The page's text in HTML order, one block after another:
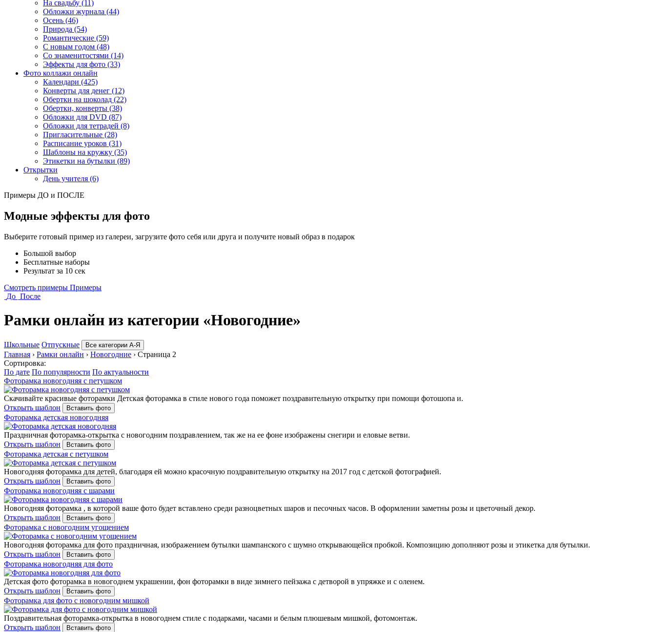
На свадьбу (11)
Обложки журнала (44)
Осень (46)
Природа (54)
Романтические (59)
С новым годом (48)
Со знаменитостями (14)
Эффекты для фото (33)
Фото коллажи онлайн
Календари (425)
Конверты для денег (12)
Обертки на шоколад (22)
Обертки, конверты (38)
Обложки для DVD (87)
Обложки для тетрадей (8)
Пригласительные (28)
Расписание уроков (31)
Шаблоны на кружку (35)
Этикетки на бутылки (89)
Открытки
День учителя (6)
Примеры ДО и ПОСЛЕ
Модные эффекты для фото
Выберите готовый пример из галереи, загрузите фото себя или друга и получите новый образ в подарок
Большой выбор
Бесплатные наборы
Результат за 10 сек
Смотреть примеры Примеры
До После
Рамки онлайн из категории «Новогодние»
Школьные Отпускные Все категории А-Я
Главная › Рамки онлайн › Новогодние › Страница 2
Сортировка:
По дате По популярности По актуальности
Фоторамка новогодняя с петушком
Скачивайте красивые фоторамки Детская фоторамка в стиле нового года поможет поздравительную открытку при помощи фотошопа и.
Открыть шаблон
Вставить фото
Фоторамка детская новогодняя
Праздничная фоторамка-открытка с новогодним поздравлением, так же на ее фоне изображены снегири и еловые ветви.
Открыть шаблон
Вставить фото
Фоторамка детская с петушком
Новогодняя фоторамка для детей, благодаря ей можно красочную поздравительную открытку на 2017 год с детской фотографией.
Открыть шаблон
Вставить фото
Фоторамка новогодняя с шарами
Новогодняя фоторамка , в которой ваше фото будет вставлено среди разноцветных шаров и песочных часов. В оформлении заметны розы и цветочный декор.
Открыть шаблон
Вставить фото
Фоторамка с новогодним угощением
Новогодняя фоторамка для фото праздничная, изображением бутылки шампанского с шумно открывающейся пробкой. Композицию дополняют розы и этикетка для бутылки.
Открыть шаблон
Вставить фото
Фоторамка новогодняя для фото
Детская фото фоторамка в новогоднем украшении, фон фоторамки в виде зимнего пейзажа с детворой в упряжке и с оленем.
Открыть шаблон
Вставить фото
Фоторамка для фото с новогодним мишкой
Поздравительная фоторамка-открытка в новогоднем стиле с подарками, часами и белым плюшевым мишкой, фотомонтаж.
Открыть шаблон
Вставить фото